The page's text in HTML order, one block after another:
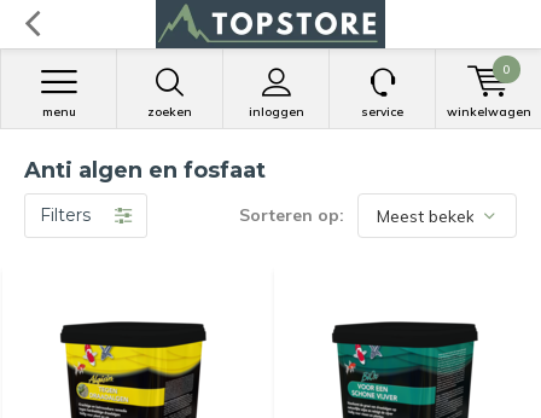
zoeken inloggen
menu service winkelwagen
0
Anti algen en fosfaat
Filters Sorteren op: